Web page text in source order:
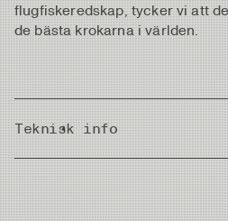
flugfiskeredskap, tycker vi att
de bästa krokarna i världen.
Teknisk info
Country of Origin